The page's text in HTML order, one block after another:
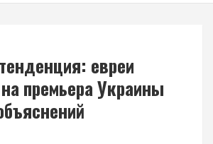
евреи
премьера Украины